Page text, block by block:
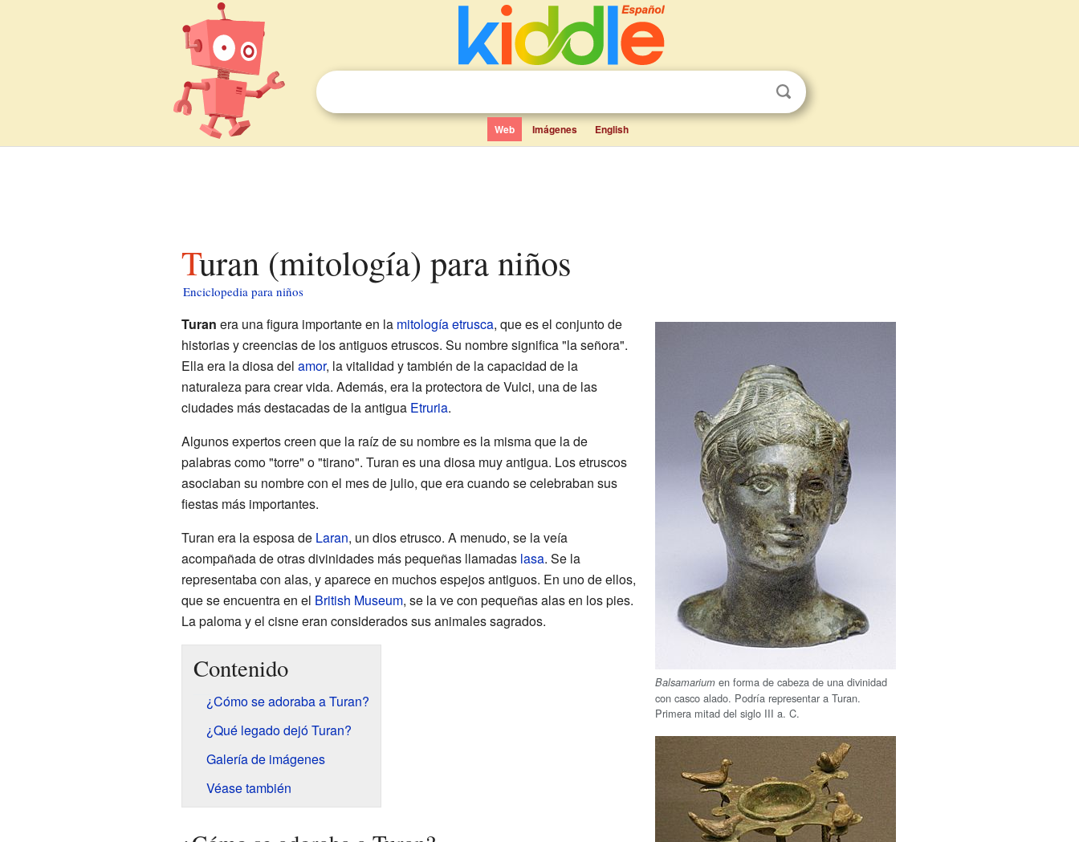
Web Imágenes English
Turan (mitología) para niños
Enciclopedia para niños
Balsamarium en forma de cabeza de una divinidad
con casco alado. Podría representar a Turan.
Primera mitad del siglo III a. C.
Turan era una figura importante en la mitología etrusca, que es el conjunto de
historias y creencias de los antiguos etruscos. Su nombre significa "la señora".
Ella era la diosa del amor, la vitalidad y también de la capacidad de la
naturaleza para crear vida. Además, era la protectora de Vulci, una de las
ciudades más destacadas de la antigua Etruria.
Algunos expertos creen que la raíz de su nombre es la misma que la de
palabras como "torre" o "tirano". Turan es una diosa muy antigua. Los etruscos
asociaban su nombre con el mes de julio, que era cuando se celebraban sus
fiestas más importantes.
Turan era la esposa de Laran, un dios etrusco. A menudo, se la veía
acompañada de otras divinidades más pequeñas llamadas lasa. Se la
representaba con alas, y aparece en muchos espejos antiguos. En uno de ellos,
que se encuentra en el British Museum, se la ve con pequeñas alas en los pies.
La paloma y el cisne eran considerados sus animales sagrados.
Contenido
¿Cómo se adoraba a Turan?
¿Qué legado dejó Turan?
Galería de imágenes
Véase también